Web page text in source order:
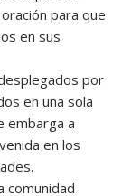
para que
en sus
por
en una sola
embarga a
en los
comunidad